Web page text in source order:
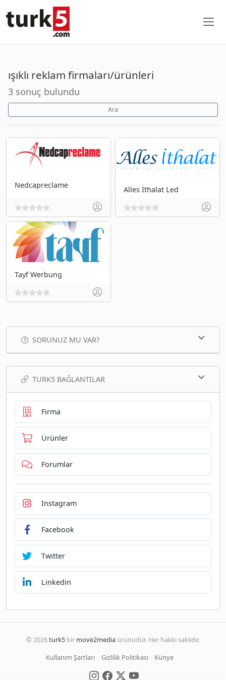
ışıklı reklam firmaları/ürünleri
3 sonuç bulundu
Ara
Nedcapreclame Alles İthalat Led
Tayf Werbung
SORUNUZ MU VAR?
TURK5 BAĞLANTILAR
Firma
Ürünler
Forumlar
Instagram
Facebook
Twitter
Linkedin
© 2026turk5 bir move2media ürünüdür. Her hakkı saklıdır.
Kullanım Şartları
Gizlilik Politikası Künye